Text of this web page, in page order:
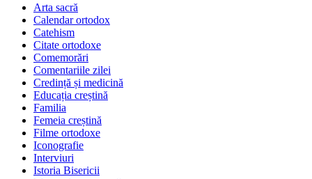
Arta sacră
Calendar ortodox
Catehism
Citate ortodoxe
Comemorări
Comentariile zilei
Credință și medicină
Educația creștină
Familia
Femeia creștină
Filme ortodoxe
Iconografie
Interviuri
Istoria Bisericii